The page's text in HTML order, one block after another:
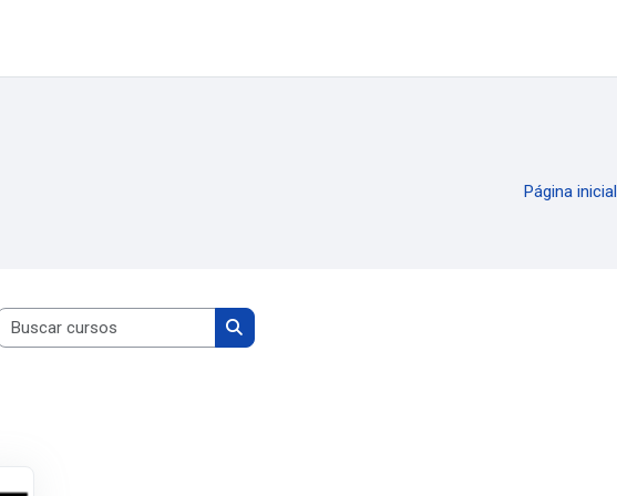
Página inicial
Buscar cursos
Buscar cursos